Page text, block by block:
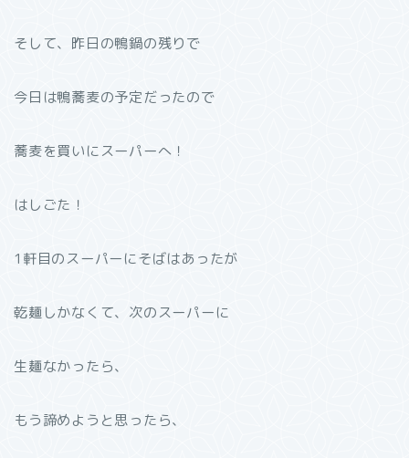
そして、昨日の鴨鍋の残りで
今日は鴨蕎麦の予定だったので
蕎麦を買いにスーパーへ！
はしごた！
1軒目のスーパーにそばはあったが
乾麺しかなくて、次のスーパーに
生麺なかったら、
もう諦めようと思ったら、